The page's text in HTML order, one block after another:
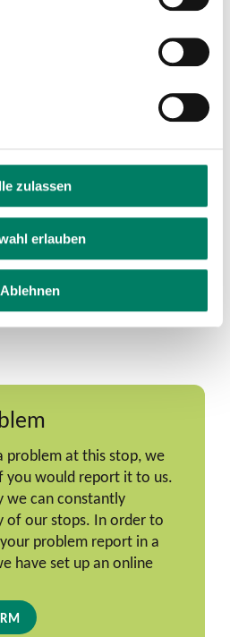
zulassen
erlauben
Ablehnen
problem at this stop, we
you would report it to us.
we can constantly
of our stops. In order to
problem report in a
have set up an online